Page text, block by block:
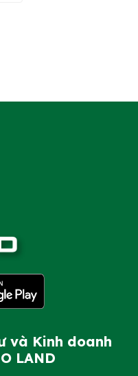
và Kinh doanh
LAND